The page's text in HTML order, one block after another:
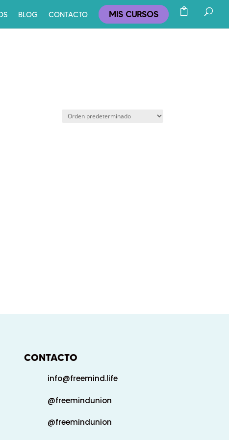
BLOG CONTACTO MIS CURSOS
CONTACTO
info@freemind.life
@freemindunion
@freemindunion